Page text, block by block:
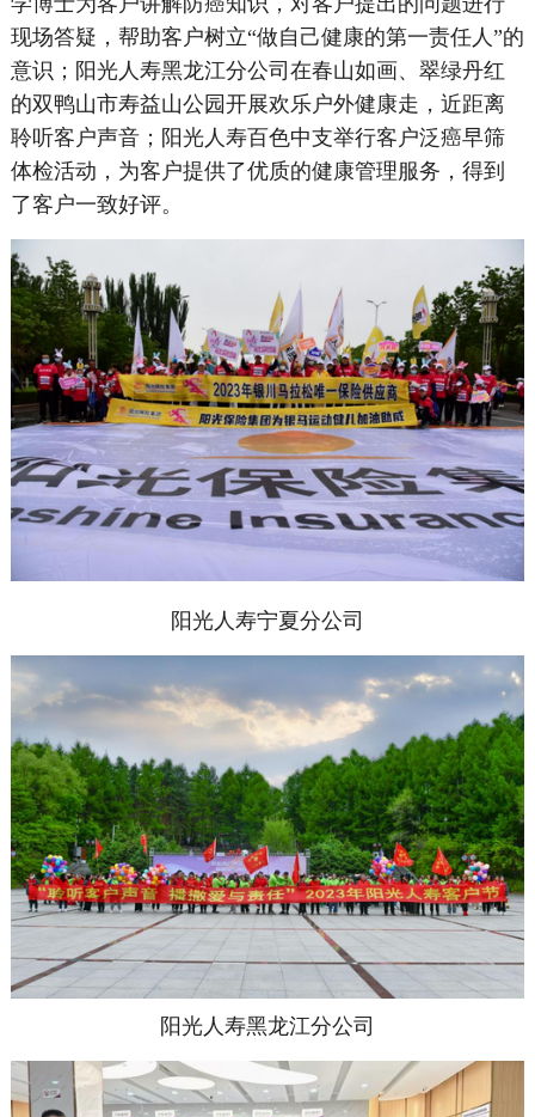
现场答疑，帮助客户树立“做自己健康的第一责任人”的
意识；阳光人寿黑龙江分公司在春山如画、翠绿丹红
的双鸭山市寿益山公园开展欢乐户外健康走，近距离
聆听客户声音；阳光人寿百色中支举行客户泛癌早筛
体检活动，为客户提供了优质的健康管理服务，得到
了客户一致好评。
阳光人寿宁夏分公司
阳光人寿黑龙江分公司